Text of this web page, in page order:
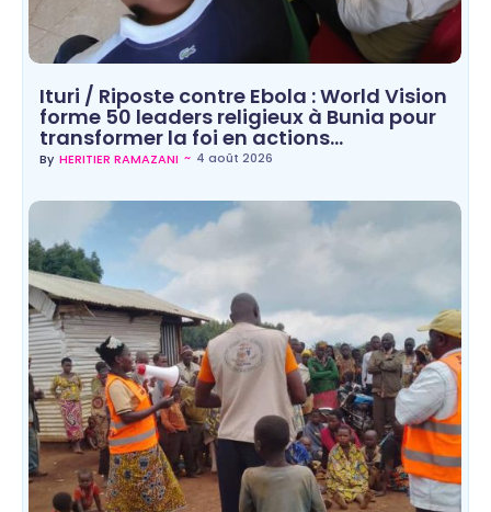
Ituri / Riposte contre Ebola : World Vision
forme 50 leaders religieux à Bunia pour
transformer la foi en actions…
By HERITIER RAMAZANI ~ 4 août 2026